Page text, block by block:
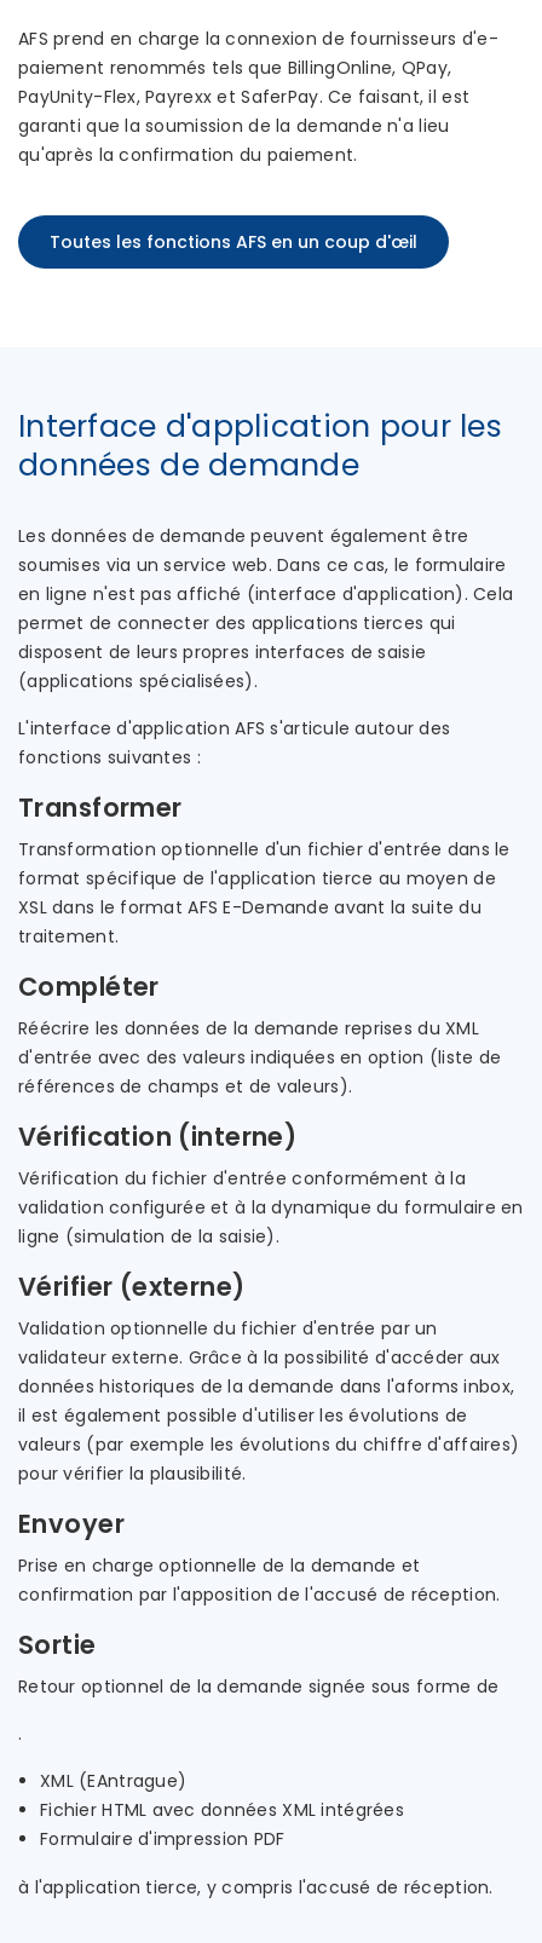
AFS prend en charge la connexion de fournisseurs d'e-
paiement renommés tels que BillingOnline, QPay,
PayUnity-Flex, Payrexx et SaferPay. Ce faisant, il est
garanti que la soumission de la demande n'a lieu
qu'après la confirmation du paiement.
Toutes les fonctions AFS en un coup d'œil
Interface d'application pour les
données de demande
Les données de demande peuvent également être
soumises via un service web. Dans ce cas, le formulaire
en ligne n'est pas affiché (interface d'application). Cela
permet de connecter des applications tierces qui
disposent de leurs propres interfaces de saisie
(applications spécialisées).
L'interface d'application AFS s'articule autour des
fonctions suivantes :
Transformer
Transformation optionnelle d'un fichier d'entrée dans le
format spécifique de l'application tierce au moyen de
XSL dans le format AFS E-Demande avant la suite du
traitement.
Compléter
Réécrire les données de la demande reprises du XML
d'entrée avec des valeurs indiquées en option (liste de
références de champs et de valeurs).
Vérification (interne)
Vérification du fichier d'entrée conformément à la
validation configurée et à la dynamique du formulaire en
ligne (simulation de la saisie).
Vérifier (externe)
Validation optionnelle du fichier d'entrée par un
validateur externe. Grâce à la possibilité d'accéder aux
données historiques de la demande dans l'aforms inbox,
il est également possible d'utiliser les évolutions de
valeurs (par exemple les évolutions du chiffre d'affaires)
pour vérifier la plausibilité.
Envoyer
Prise en charge optionnelle de la demande et
confirmation par l'apposition de l'accusé de réception.
Sortie
Retour optionnel de la demande signée sous forme de
.
XML (EAntrague)
Fichier HTML avec données XML intégrées
Formulaire d'impression PDF
à l'application tierce, y compris l'accusé de réception.